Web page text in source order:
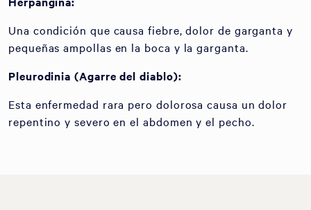
Una condición que causa fiebre, dolor de garganta y
pequeñas ampollas en la boca y la garganta.
Pleurodinia (Agarre del diablo):
Esta enfermedad rara pero dolorosa causa un dolor
repentino y severo en el abdomen y el pecho.